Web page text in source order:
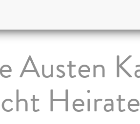
Austen